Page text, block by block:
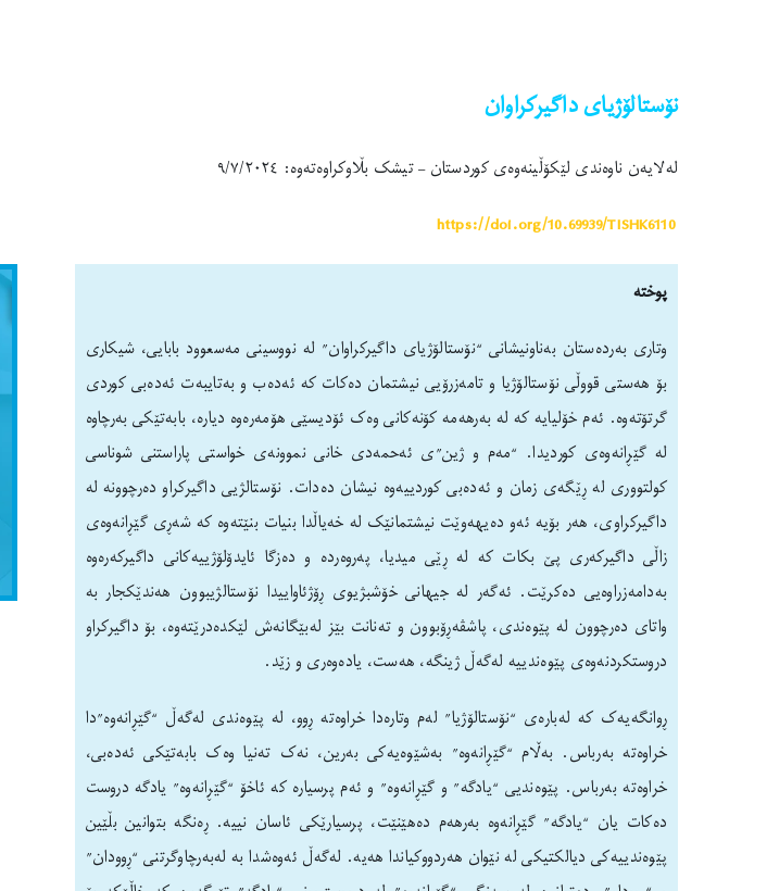
نۆستالۆژیای داگیرکراوان
لەلایەن ناوەندی لێکۆڵینەوەی کوردستان – تیشک بڵاوکراوەتەوە: ٩/٧/٢٠٢٤
https://doi.org/10.69939/TISHK6110
پوختە
وتاری بەردەستان بەناونیشانی “نۆستالۆژیای داگیرکراوان” لە نووسینی مەسعوود بابایی، شیکاری
بۆ هەستی قووڵی نۆستالۆژیا و تامەزرۆیی نیشتمان دەکات کە ئەدەب و بەتایبەت ئەدەبی کوردی
گرتۆتەوە. ئەم خۆلیایە کە لە بەرهەمە کۆنەکانی وەک ئۆدیسێی هۆمەرەوە دیارە، بابەتێکی بەرچاوە
لە گێڕانەوەی کوردیدا. “مەم و ژین”ی ئەحمەدی خانی نموونەی خواستی پاراستنی شوناسی
کولتووری لە ڕێگەی زمان و ئەدەبی کوردییەوە نیشان دەدات. نۆستالژیی داگیرکراو دەرچوونە لە
داگیرکراوی، هەر بۆیە ئەو دەیهەوێت نیشتمانێک لە خەیاڵدا بنیات بنێتەوە کە شەڕی گێڕانەوەی
زاڵی داگیرکەری پێ بکات کە لە ڕێی میدیا، پەروەردە و دەزگا ئایدۆلۆژییەکانی داگیرکەرەوە
بەدامەزراوەیی دەکرێت. ئەگەر لە جیهانی خۆشبژیوی ڕۆژئاواییدا نۆستالژیبوون هەندێکجار بە
واتای دەرچوون لە پێوەندی، پاشڤەڕۆبوون و تەنانت بێز لەبێگانەش لێکدەدرێتەوە، بۆ داگیرکراو
دروستکردنەوەی پێوەندییە لەگەڵ ژینگە، هەست، یادەوەری و زێد.
ڕوانگەیەک کە لەبارەی “نۆستالۆژیا” لەم وتارەدا خراوەتە ڕوو، لە پێوەندی لەگەڵ “گێڕانەوە”دا
خراوەتە بەرباس. بەڵام “گێڕانەوە” بەشێوەیەکی بەرین، نەک تەنیا وەک بابەتێکی ئەدەبی،
خراوەتە بەرباس. پێوەندیی “یادگە” و گێڕانەوە” و ئەم پرسیارە کە ئاخۆ “گێڕانەوە” یادگە دروست
دەکات یان “یادگە” گێڕانەوە بەرهەم دەهێنێت، پرسیارێکی ئاسان نییە. ڕەنگە بتوانین بڵێین
پێوەندییەکی دیالکتیکی لە نێوان هەردووکیاندا هەیە. لەگەڵ ئەوەشدا بە لەبەرچاوگرتنی “ڕوودان”